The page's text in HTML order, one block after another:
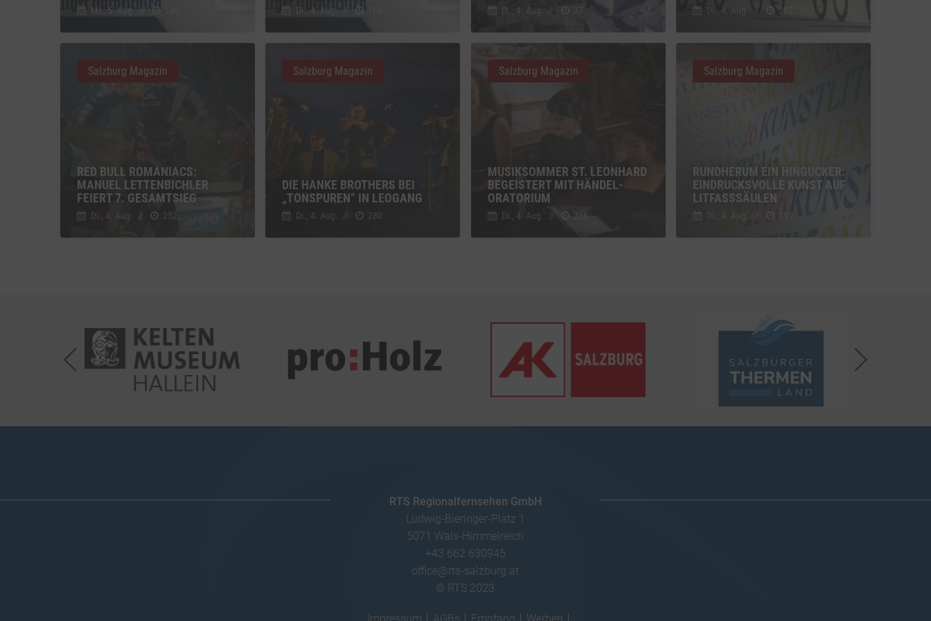
Mi., 5. Aug. // Di., 4. Aug. // Di., 4. Aug. // Di., 4. Aug. // 282
RED BULL ROMANIACS:
MANUEL LETTENBICHLER
FEIERT 7. GESAMTSIEG
Di., 4. Aug. // 252
Salzburg Magazin
DIE HANKE BROTHERS BEI
„TONSPUREN“ IN LEOGANG
Di., 4. Aug. // 280
Salzburg Magazin
MUSIKSOMMER ST. LEONHARD
BEGEISTERT MIT HÄNDEL-
ORATORIUM
Di., 4. Aug. // 266
Salzburg Magazin
RUNDHERUM EIN HINGUCKER:
EINDRUCKSVOLLE KUNST AUF
LITFASSSÄULEN
Di., 4. Aug. 239
Salzburg Magazin
RTS Regionalfernsehen GmbH
Ludwig-Bieringer-Platz 1
5071 Wals-Himmelreich
+43 662 630945
office@rts-salzburg.at
© RTS 2023
Einbindung zusätzlicher Informationen
zu Vimeo
Switch zum Einwilligen bzw. Ablehnen des Dienstes Vimeo
YouTube
Google Ireland Limited, Irland Switch zum Einwilligen bzw. Ablehnen des Dienstes YouTube